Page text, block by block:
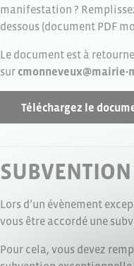
manifestation ?
dessous (document PDF
Le document est à
sur
Téléchargez le
Lors d’un évènement
vous être accordé une
Pour cela, vous devez